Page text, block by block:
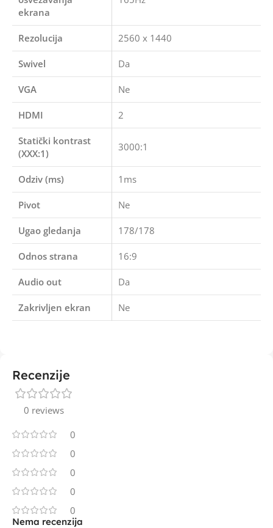
ekrana
Rezolucija 2560 x 1440
Swivel Da
VGA Ne
HDMI 2
Statički kontrast
(XXX:1)
3000:1
Odziv (ms) 1ms
Pivot Ne
Ugao gledanja 178/178
Odnos strana 16:9
Audio out Da
Zakrivljen ekran Ne
Recenzije
0 reviews
0
0
0
0
0
Nema recenzija